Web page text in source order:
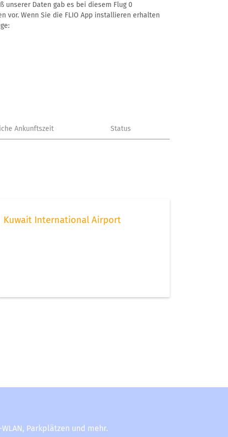
unserer Daten gab es bei diesem Flug 0
vor. Wenn Sie die FLIO App installieren erhalten
Ankunftszeit Status
Kuwait International Airport
Parkplätzen und mehr.